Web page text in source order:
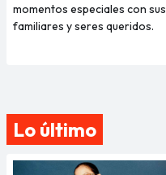
momentos especiales con sus
familiares y seres queridos.
Lo último